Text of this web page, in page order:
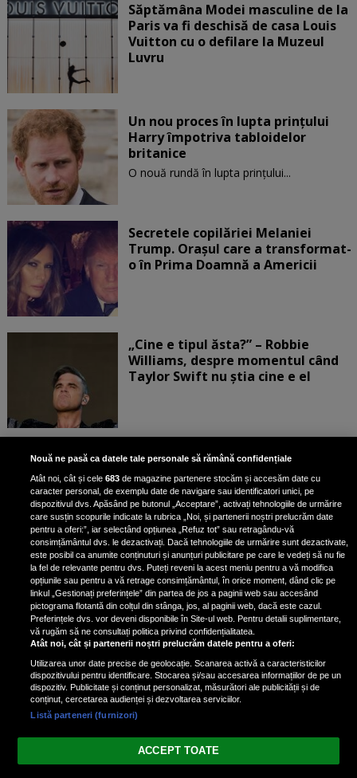
Săptămâna Modei masculine de la
Paris va fi deschisă de casa Louis
Vuitton cu o defilare la Muzeul
Luvru
Un nou proces în lupta prinţului
Harry împotriva tabloidelor
britanice
O nouă rundă în lupta prinţului...
Secretele copilăriei Melaniei
Trump. Orașul care a transformat-
o în Prima Doamnă a Americii
„Cine e tipul ăsta?” – Robbie
Williams, despre momentul când
Taylor Swift nu știa cine e el
Bruce Dickinson, solistul trupei
Iron Maiden, şi-a arătat talentul
de scrimer la un concurs în Franţa
Nicki Minaj, acuzată de agresiune
de fostul manager: Detalii șocante
din proces
Nicki Minaj le-a lăudat pe...
Vezi varianta Desktop
Nouă ne pasă ca datele tale personale să rămână confidențiale
Atât noi, cât și cele683 de magazine partenere stocăm și accesăm date cu
caracter personal, de exemplu date de navigare sau identificatori unici, pe
dispozitivul dvs. Apăsând pe butonul „Acceptare”, activați tehnologiile de urmărire
care susțin scopurile indicate la rubrica „Noi, și partenerii noștri prelucrăm date
pentru a oferi:”, iar selectând opțiunea „Refuz tot” sau retragându-vă
consimțământul dvs. le dezactivați. Dacă tehnologiile de urmărire sunt dezactivate,
este posibil ca anumite conținuturi și anunțuri publicitare pe care le vedeți să nu fie
la fel de relevante pentru dvs. Puteți reveni la acest meniu pentru a vă modifica
opțiunile sau pentru a vă retrage consimțământul, în orice moment, dând clic pe
linkul „Gestionați preferințele” din partea de jos a paginii web sau accesând
pictograma flotantă din colțul din stânga, jos, al paginii web, dacă este cazul.
Preferințele dvs. vor deveni disponibile în Site-ul web. Pentru detalii suplimentare,
vă rugăm să ne consultați politica privind confidențialitatea.
Atât noi, cât și partenerii noștri prelucrăm datele pentru a oferi:
Utilizarea unor date precise de geolocație. Scanarea activă a caracteristicilor
dispozitivului pentru identificare. Stocarea și/sau accesarea informațiilor de pe un
dispozitiv. Publicitate și conținut personalizat, măsurători ale publicității și de
conținut, cercetarea audienței și dezvoltarea serviciilor.
Listă parteneri (furnizori)
ACCEPT TOATE